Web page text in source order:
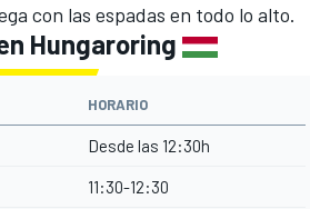
con las espadas en todo lo alto.
Hungaroring
HORARIO
Desde las 12:30h
11:30-12:30